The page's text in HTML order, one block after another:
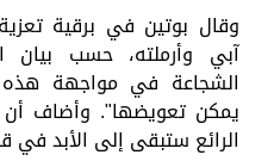
وقال بوتين في برقية
آبي وأرملته، حسب بيان
الشجاعة في مواجهة هذه
يمكن تعويضها". وأضاف أن
الرائع ستبقى إلى الأبد